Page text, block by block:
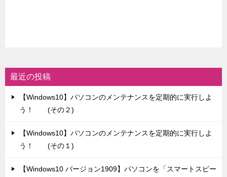
最近の投稿
【Windows10】パソコンのメンテナンスを定期的に実行しよ
う！ (その２)
【Windows10】パソコンのメンテナンスを定期的に実行しよ
う！ (その１)
【Windows10 バージョン1909】パソコンを「スマートスピー